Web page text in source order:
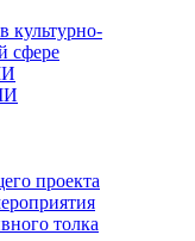
культурно-
сфере
проекта
толка